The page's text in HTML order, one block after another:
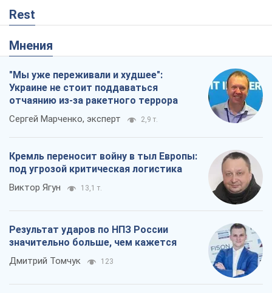
Rest
Мнения
"Мы уже переживали и худшее":
Украине не стоит поддаваться
отчаянию из-за ракетного террора
Сергей Марченко, эксперт 2,9 т.
Кремль переносит войну в тыл Европы:
под угрозой критическая логистика
Виктор Ягун 13,1 т.
Результат ударов по НПЗ России
значительно больше, чем кажется
Дмитрий Томчук 123